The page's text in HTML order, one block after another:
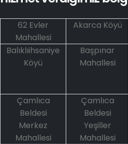
62 Evler
Mahallesi
Akarca Köyü
Balıklıihsaniye
Köyü
Başpınar
Mahallesi
Çamlıca
Beldesi
Merkez
Mahallesi
Çamlıca
Beldesi
Yeşiller
Mahallesi